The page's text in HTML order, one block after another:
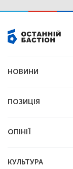
НОВИНИ
Економіка
ПОЗИЦІЯ
ОПІНІЇ
КУЛЬТУРА